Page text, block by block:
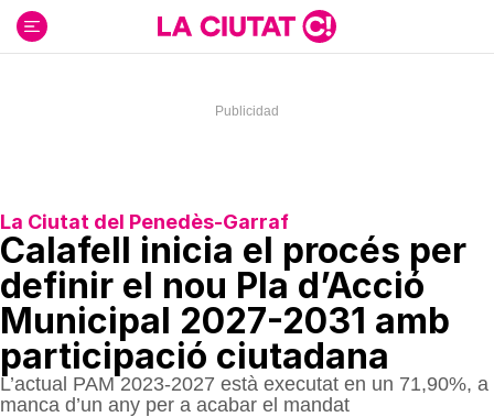
contenido
La Ciutat del Penedès-Garraf
Calafell inicia el procés per
definir el nou Pla d’Acció
Municipal 2027-2031 amb
participació ciutadana
L’actual PAM 2023-2027 està executat en un 71,90%, a
manca d’un any per a acabar el mandat